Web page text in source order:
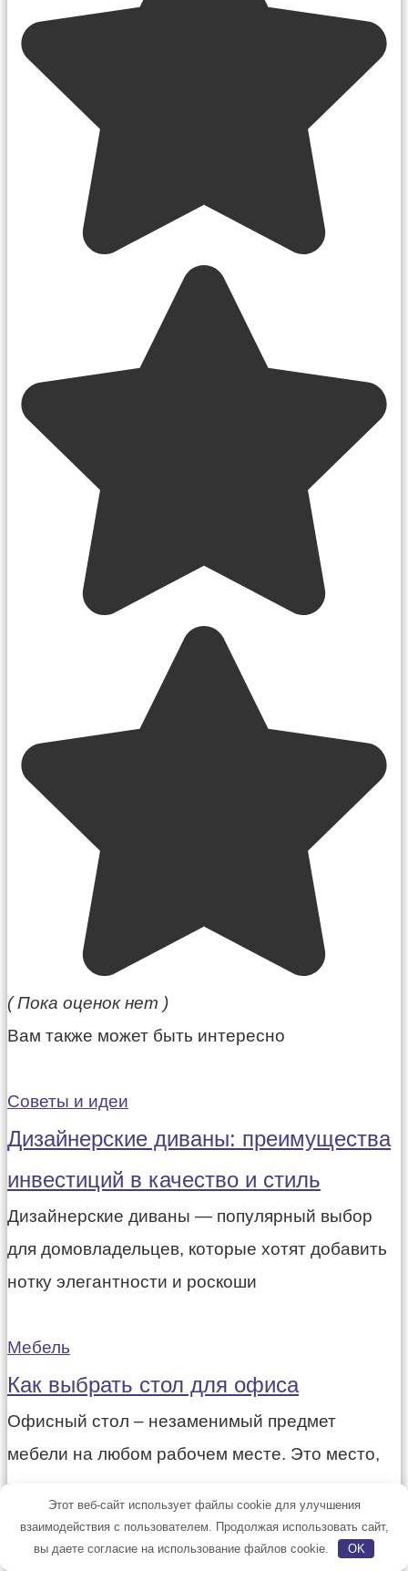
( Пока оценок нет )
Вам также может быть интересно
Советы и идеи
Дизайнерские диваны: преимущества
инвестиций в качество и стиль
Дизайнерские диваны — популярный выбор
для домовладельцев, которые хотят добавить
нотку элегантности и роскоши
Мебель
Как выбрать стол для офиса
Офисный стол – незаменимый предмет
мебели на любом рабочем месте. Это место,
где вы
Мебель
Этот веб-сайт использует файлы cookie для улучшения
взаимодействия с пользователем. Продолжая использовать сайт,
вы даете согласие на использование файлов cookie.
OK